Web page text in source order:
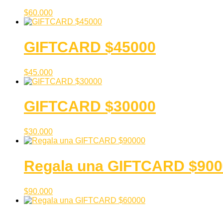
$60.000
GIFTCARD $45000
$45.000
GIFTCARD $30000
$30.000
Regala una GIFTCARD
$90.000